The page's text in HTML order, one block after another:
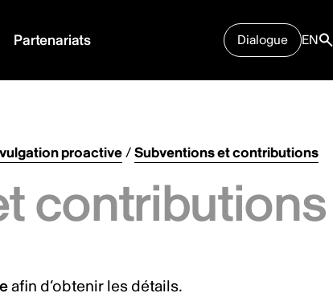
Partenariats Dialogue EN
proactive/Subventions et contributions
contributions
afin d’obtenir les détails.